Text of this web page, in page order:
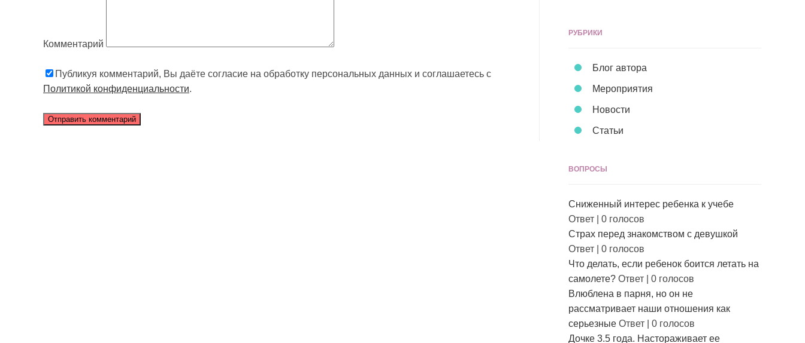
Комментарий
Публикуя комментарий, Вы даёте согласие на обработку персональных данных и соглашаетесь с
Политикой конфиденциальности.
РУБРИКИ
Блог автора
Мероприятия
Новости
Статьи
ВОПРОСЫ
Сниженный интерес ребенка к учебе
Ответ
0 голосов
Страх перед знакомством с девушкой
Ответ
0 голосов
Что делать, если ребенок боится летать на
самолете? Ответ
0 голосов
Влюблена в парня, но он не
рассматривает наши отношения как
серьезные Ответ
0 голосов
Дочке 3.5 года. Настораживает ее